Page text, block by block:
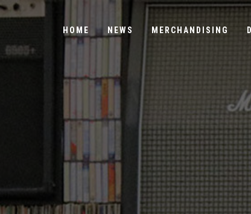
HOME NEWS MERCHANDISING